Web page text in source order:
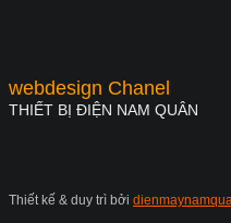
webdesign Chanel
THIẾT BỊ ĐIỆN NAM QUÂN
Thiết kế & duy trì bởi